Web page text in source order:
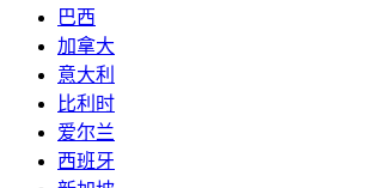
巴西
加拿大
意大利
比利时
爱尔兰
西班牙